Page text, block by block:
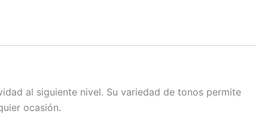
al siguiente nivel. Su variedad de tonos permite
ocasión.